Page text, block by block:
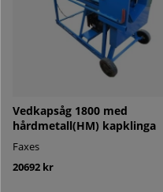
Vedkapsåg 1800 med
hårdmetall(HM) kapklinga
Faxes
20692 kr